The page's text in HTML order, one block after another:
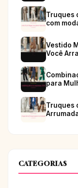
Truques
com
Vestido
Você
para
Truques
CATEGORIAS